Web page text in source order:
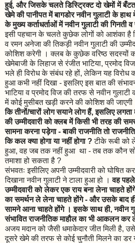
हुई, और जिसके चलते डिस्ट्रिक्ट दो खेमों में
खेमे की पानीपत में बागडोर नवीन गुलाटी के
के मुख्य कर्ताधर्ताओं में नवीन गुलाटी की गिनती
इसी पहचान के चलते कुछेक लोगों को आशंका है
व रमन अनेजा की तिकड़ी नवीन गुलाटी की
कोशिश करेगी । क्लब के कुछेक वरिष्ठ सदस्यों
खेमेबाजी के लिहाज से रंजीत भाटिया, प्रमोद
भले ही विरोध के संबंध रहे हों, लेकिन यह विरोध
हुआ कभी नहीं दिखा - इसलिए इस बात की
भाटिया व प्रमोद विज की तरफ से नवीन गुलाटी
में कोई मुसीबत खड़ी करने की कोशिश की
कि तीनों/चारों लोग सयाने लोग हैं, इसलिए लगता
की उम्मीदवारी को क्लब में किसी भी तरह की
सामना करना पड़ेगा - बाकी राजनीति तो
कि कल क्या होगा या नहीं होगा ? टीके रूबी को
हुआ, वह जब तक नहीं हुआ था - तब तक कौन
तमाशा हो सकता है ?
संभवतः इसीलिए अपनी उम्मीदवारी को घोषित
दिखाना नवीन गुलाटी ने टाला हुआ हो ।वह
उम्मीदवारी को लेकर एक राय बना लेना चाहते
का समर्थन ले लेना चाहते होंगे - और उसके बाद
सामने आना चाहते होंगे । इसके साथ ही, नवीन
संभावित राजनीतिक माहौल का भी आकलन कर
अजय मदान को जैसी धमाकेदार जीत मिली है,
दूसरे खेमे की तरफ से कोई चुनौती मिलने का डर